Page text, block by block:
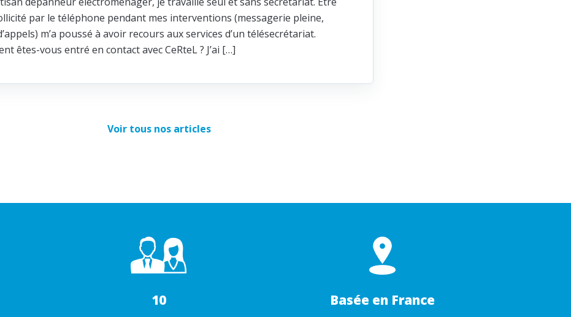
par le téléphone pendant mes interventions (messagerie pleine,
m’a poussé à avoir recours aux services d’un télésecrétariat.
êtes-vous entré en contact avec CeRteL ? J’ai […]
Voir tous nos articles
10 Basée en France